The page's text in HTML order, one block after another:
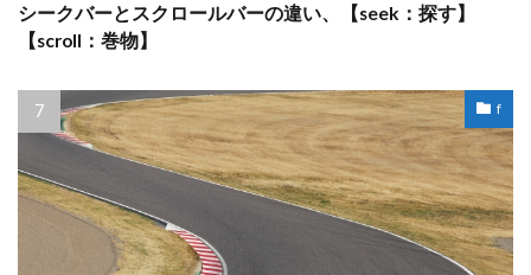
シークバーとスクロールバーの違い、【seek：探す】
【scroll：巻物】
f